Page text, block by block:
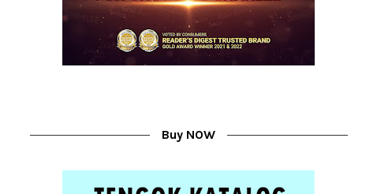
Buy NOW